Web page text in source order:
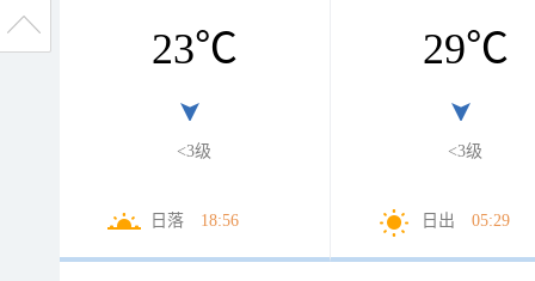
23℃
<3级
日落 18:56
29℃
<3级
日出 05:29